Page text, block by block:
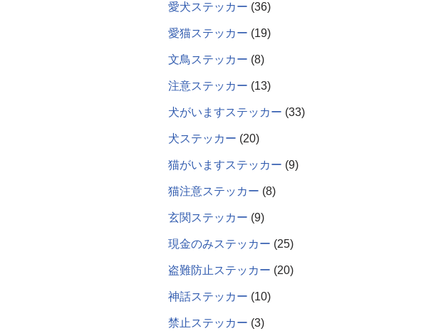
愛犬ステッカー 36
愛猫ステッカー 19
文鳥ステッカー 8
注意ステッカー 13
犬がいますステッカー 33
犬ステッカー 20
猫がいますステッカー 9
猫注意ステッカー 8
玄関ステッカー 9
現金のみステッカー 25
盗難防止ステッカー 20
神話ステッカー 10
禁止ステッカー 3